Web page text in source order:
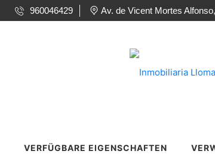
960046429 Av. de Vicent Mortes
VERFÜGBARE EIGENSCHAFTEN